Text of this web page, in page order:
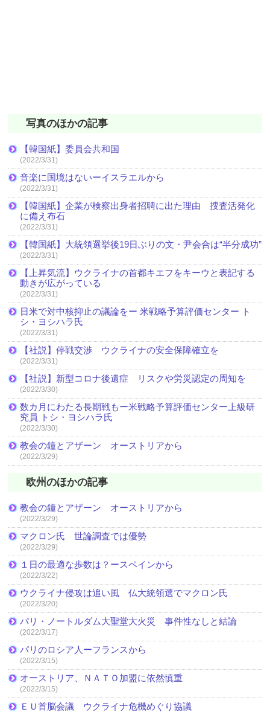
写真のほかの記事
【韓国紙】委員会共和国
(2022/3/31)
音楽に国境はないーイスラエルから
(2022/3/31)
【韓国紙】企業が検察出身者招聘に出た理由 捜査活発化
に備え布石
(2022/3/31)
【韓国紙】大統領選挙後19日ぶりの文・尹会合は“半分成功”
(2022/3/31)
【上昇気流】ウクライナの首都キエフをキーウと表記する
動きが広がっている
(2022/3/31)
日米で対中核抑止の議論をー 米戦略予算評価センター ト
シ・ヨシハラ氏
(2022/3/31)
【社説】停戦交渉 ウクライナの安全保障確立を
(2022/3/31)
【社説】新型コロナ後遺症 リスクや労災認定の周知を
(2022/3/30)
数カ月にわたる長期戦もー米戦略予算評価センター上級研
究員 トシ・ヨシハラ氏
(2022/3/30)
教会の鐘とアザーン オーストリアから
(2022/3/29)
欧州のほかの記事
教会の鐘とアザーン オーストリアから
(2022/3/29)
マクロン氏 世論調査では優勢
(2022/3/29)
１日の最適な歩数は？ースペインから
(2022/3/22)
ウクライナ侵攻は追い風 仏大統領選でマクロン氏
(2022/3/20)
パリ・ノートルダム大聖堂大火災 事件性なしと結論
(2022/3/17)
パリのロシア人ーフランスから
(2022/3/15)
オーストリア、ＮＡＴＯ加盟に依然慎重
(2022/3/15)
ＥＵ首脳会議 ウクライナ危機めぐり協議